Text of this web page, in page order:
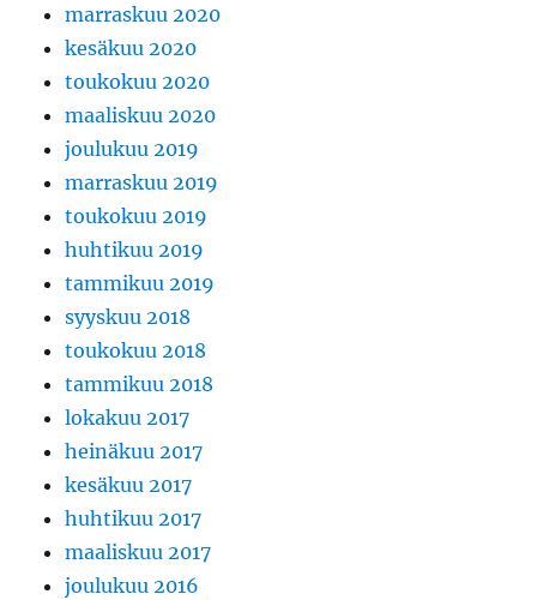
marraskuu 2020
kesäkuu 2020
toukokuu 2020
maaliskuu 2020
joulukuu 2019
marraskuu 2019
toukokuu 2019
huhtikuu 2019
tammikuu 2019
syyskuu 2018
toukokuu 2018
tammikuu 2018
lokakuu 2017
heinäkuu 2017
kesäkuu 2017
huhtikuu 2017
maaliskuu 2017
joulukuu 2016